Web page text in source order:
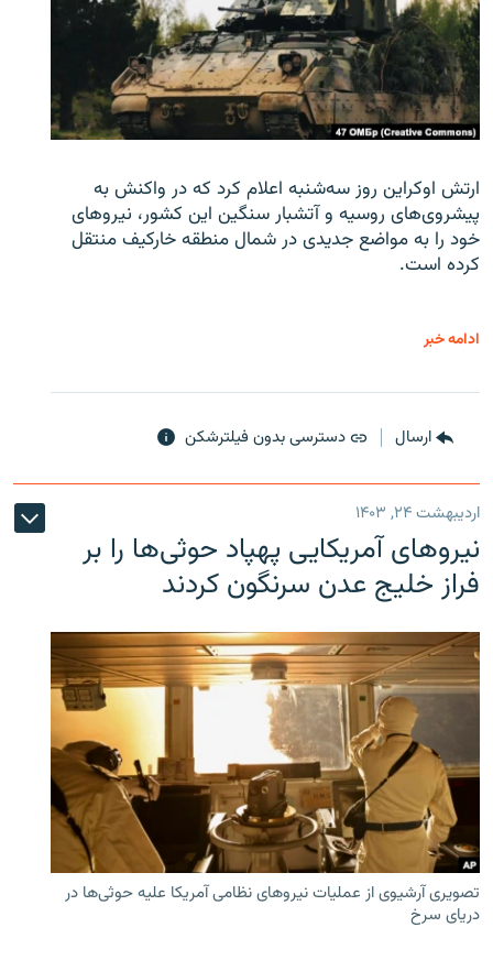
ارتش اوکراین روز سه‌شنبه اعلام کرد که در واکنش به
پیشروی‌های روسیه و آتشبار سنگین این کشور، نیروهای
خود را به مواضع جدیدی در شمال منطقه خارکیف منتقل
کرده است.
ادامه خبر
ارسال دسترسی بدون فیلترشکن
اردیبهشت ۲۴, ۱۴۰۳
نیروهای آمریکایی پهپاد حوثی‌ها را بر
فراز خلیج عدن سرنگون کردند
تصویری آرشیوی از عملیات نیروهای نظامی آمریکا علیه حوثی‌ها در
دریای سرخ